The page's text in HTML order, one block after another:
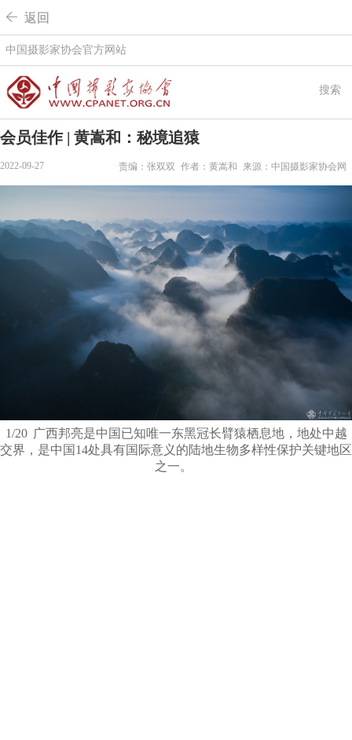
 返回
中国摄影家协会官方网站
搜索
会员佳作 | 黄嵩和：秘境追猿
2022-09-27 来源：中国摄影家协会网
作者：黄嵩和
责编：张双双
1/20 广西邦亮是中国已知唯一东黑冠长臂猿栖息地，地处中越
交界，是中国14处具有国际意义的陆地生物多样性保护关键地区
之一。